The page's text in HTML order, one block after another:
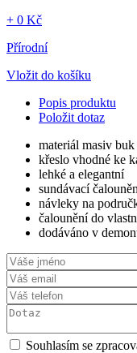
+ 0 Kč
Přírodní
Vložit do košíku
Popis produktu
Položit dotaz
materiál masiv
křeslo vhodné ke
lehké a elegantní
sundávací
návleky na
čalounění do
dodáváno v
Souhlasím se